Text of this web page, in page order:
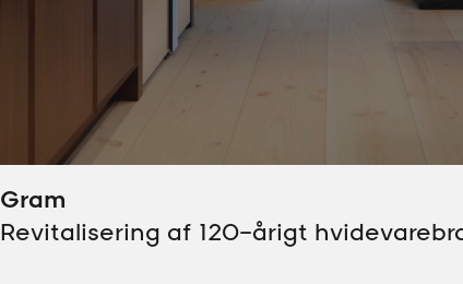
Gram
Revitalisering af 120-årigt